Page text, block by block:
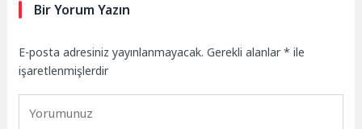
Bir Yorum Yazın
E-posta adresiniz yayınlanmayacak. Gerekli alanlar* ile
işaretlenmişlerdir